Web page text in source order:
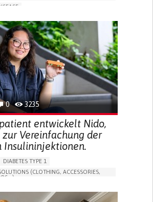
PROMOTING SELF-MANAGEMENT
DISORDERS
FAMILY MEDICINE
NEUROLOGY
0 3235
entwickelt Nido,
zur Vereinfachung der
Insulininjektionen.
DIABETES TYPE 1
(CLOTHING, ACCESSORIES,